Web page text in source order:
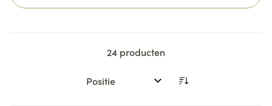
24 producten
Sorteer op: